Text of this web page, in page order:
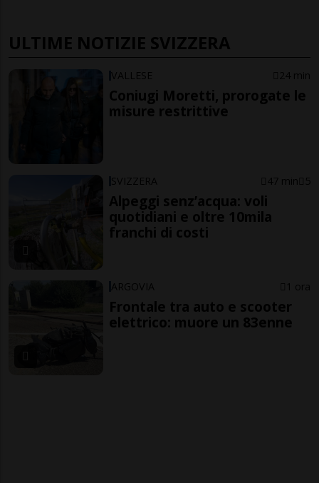
ULTIME NOTIZIE SVIZZERA
VALLESE 24 min
Coniugi Moretti, prorogate le
misure restrittive
SVIZZERA 47 min 5
Alpeggi senz’acqua: voli
quotidiani e oltre 10mila
franchi di costi
ARGOVIA 1 ora
Frontale tra auto e scooter
elettrico: muore un 83enne